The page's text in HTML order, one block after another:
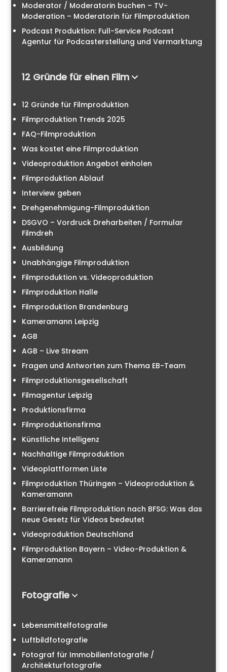
Moderator / Moderatorin buchen – TV-
Moderation – Moderatorin für Filmproduktion
Podcast Produktion: Full-Service Podcast
Agentur für Podcasterstellung und Vermarktung
12 Gründe für einen Film
12 Gründe für Filmproduktion
Filmproduktion Trends 2025
FAQ-Filmproduktion
Was kostet eine Filmproduktion
Videoproduktion Angebot einholen
Filmproduktion Ablauf
Interview geben
Drehgenehmigung-Filmproduktion
DSGVO – Vordruck Dreharbeiten / Formular
Filmdreh
Ausbildung
Unabhängige Filmproduktion
Filmproduktion vs. Videoproduktion
Filmproduktion Halle
Filmproduktion Brandenburg
Kameramann Leipzig
AGB
AGB – Live Stream
Fragen und Antworten zum Thema EB-Team
Filmproduktionsgesellschaft
Filmagentur Leipzig
Produktionsfirma
Filmproduktionsfirma
Künstliche Intelligenz
Nachhaltige Filmproduktion
Videoplattformen Liste
Filmproduktion Thüringen – Videoproduktion &
Kameramann
Barrierefreie Filmproduktion nach BFSG: Was das
neue Gesetz für Videos bedeutet
Videoproduktion Deutschland
Filmproduktion Bayern – Video-Produktion &
Kameramann
Fotografie
Lebensmittelfotografie
Luftbildfotografie
Fotograf für Immobilienfotografie /
Architekturfotografie